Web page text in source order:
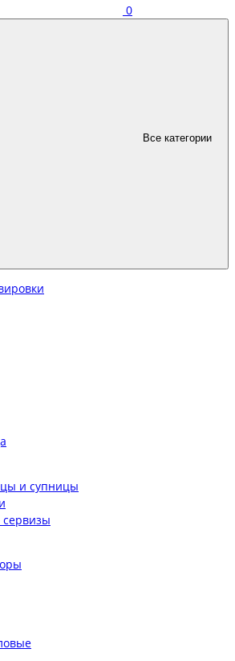
0
Все категории
и супницы